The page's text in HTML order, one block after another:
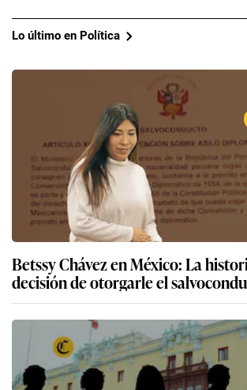
Lo último en Política
Betssy Chávez en México: La
decisión de otorgarle el